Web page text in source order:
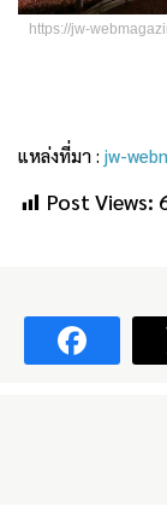
https://jw-
แหล่งที่มา : jw-
Post Views: